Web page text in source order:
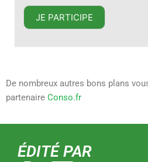
JE PARTICIPE
De nombreux autres bons plans
partenaire Conso.fr
ÉDITÉ PAR